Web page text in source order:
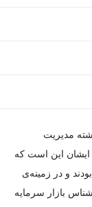
دوره است.
مدیریت
ایشان این است که
بودند و در زمینه‌ی
بازار سرمایه